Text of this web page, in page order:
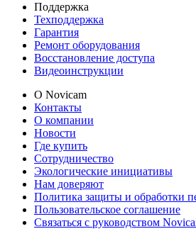
Поддержка
Техподдержка
Гарантия
Ремонт оборудования
Восстановление доступа
Видеоинструкции
О Novicam
Контакты
О компании
Новости
Где купить
Сотрудничество
Экологические инициативы
Нам доверяют
Политика защиты и обработки
Пользовательское соглашение
Связаться с руководством